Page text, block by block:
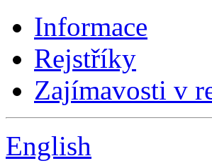
Informace
Rejstříky
Zajímavosti v
English